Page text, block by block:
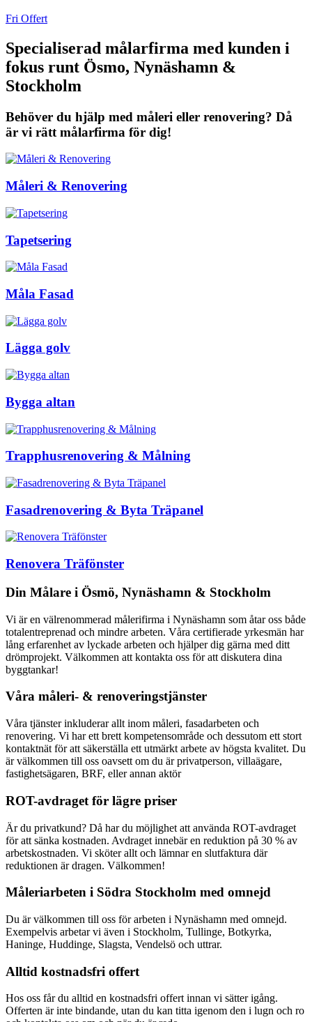
Fri Offert
Specialiserad målarfirma med kunden i
fokus runt Ösmo, Nynäshamn &
Stockholm
Behöver du hjälp med måleri eller renovering? Då
är vi rätt målarfirma för dig!
Måleri & Renovering
Tapetsering
Måla Fasad
Lägga golv
Bygga altan
Trapphusrenovering & Målning
Fasadrenovering & Byta Träpanel
Renovera Träfönster
Din Målare i Ösmö, Nynäshamn & Stockholm
Vi är en välrenommerad målerifirma i Nynäshamn som åtar oss både
totalentreprenad och mindre arbeten. Våra certifierade yrkesmän har
lång erfarenhet av lyckade arbeten och hjälper dig gärna med ditt
drömprojekt. Välkommen att kontakta oss för att diskutera dina
byggtankar!
Våra måleri- & renoveringstjänster
Våra tjänster inkluderar allt inom måleri, fasadarbeten och
renovering. Vi har ett brett kompetensområde och dessutom ett stort
kontaktnät för att säkerställa ett utmärkt arbete av högsta kvalitet. Du
är välkommen till oss oavsett om du är privatperson, villaägare,
fastighetsägaren, BRF, eller annan aktör
ROT-avdraget för lägre priser
Är du privatkund? Då har du möjlighet att använda ROT-avdraget
för att sänka kostnaden. Avdraget innebär en reduktion på 30 % av
arbetskostnaden. Vi sköter allt och lämnar en slutfaktura där
reduktionen är dragen. Välkommen!
Måleriarbeten i Södra Stockholm med omnejd
Du är välkommen till oss för arbeten i Nynäshamn med omnejd.
Exempelvis arbetar vi även i Stockholm, Tullinge, Botkyrka,
Haninge, Huddinge, Slagsta, Vendelsö och uttrar.
Alltid kostnadsfri offert
Hos oss får du alltid en kostnadsfri offert innan vi sätter igång.
Offerten är inte bindande, utan du kan titta igenom den i lugn och ro